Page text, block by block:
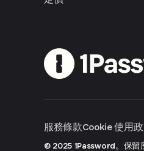
服務條款Cookie 使用
© 2025 1Password。保留